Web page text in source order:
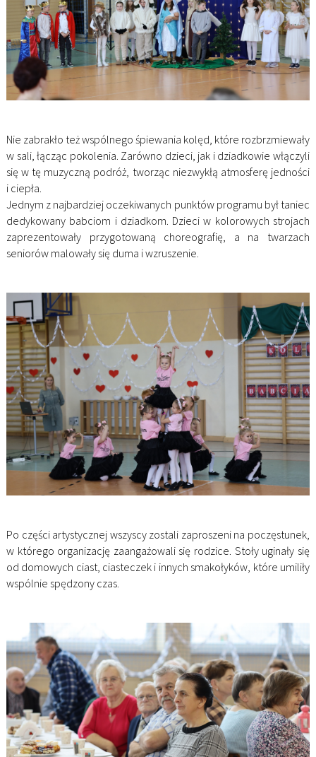
Nie zabrakło też wspólnego śpiewania kolęd, które rozbrzmiewały
w sali, łącząc pokolenia. Zarówno dzieci, jak i dziadkowie włączyli
się w tę muzyczną podróż, tworząc niezwykłą atmosferę jedności
i ciepła.
Jednym z najbardziej oczekiwanych punktów programu był taniec
dedykowany babciom i dziadkom. Dzieci w kolorowych strojach
zaprezentowały przygotowaną choreografię, a na twarzach
seniorów malowały się duma i wzruszenie.
Po części artystycznej wszyscy zostali zaproszeni na poczęstunek,
w którego organizację zaangażowali się rodzice. Stoły uginały się
od domowych ciast, ciasteczek i innych smakołyków, które umiliły
wspólnie spędzony czas.